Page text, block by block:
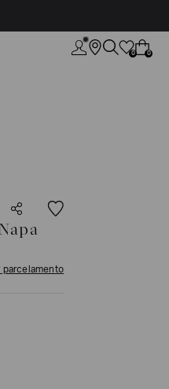
0 0
parcelamento